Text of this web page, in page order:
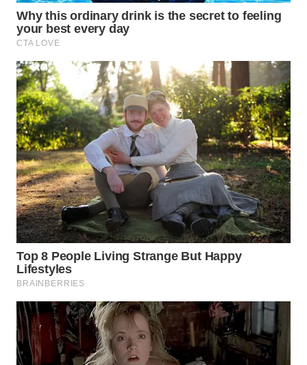
WN
LIKUPANG
WN
LABUANBAJO
WN
BORNEO
Wahana
Media
Group
WAHANA
NEWS
WAHANA
TANI
WAHANA
ADVOKAT